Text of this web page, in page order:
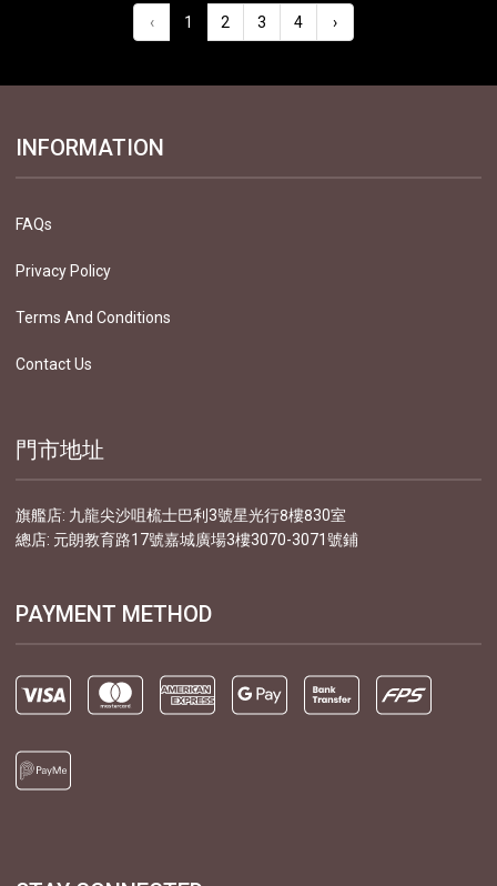
‹ 1 2 3 4 ›
INFORMATION
FAQs
Privacy Policy
Terms And Conditions
Contact Us
門市地址
旗艦店: 九龍尖沙咀梳士巴利3號星光行8樓830室
總店: 元朗教育路17號嘉城廣場3樓3070-3071號鋪
PAYMENT METHOD